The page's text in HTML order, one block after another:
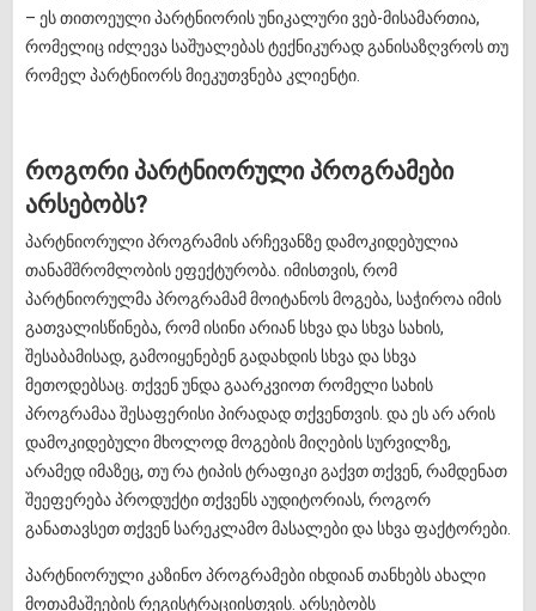
– ეს თითოეული პარტნიორის უნიკალური ვებ-მისამართია,
რომელიც იძლევა საშუალებას ტექნიკურად განისაზღვროს თუ
რომელ პარტნიორს მიეკუთვნება კლიენტი.
როგორი პარტნიორული პროგრამები
არსებობს?
პარტნიორული პროგრამის არჩევანზე დამოკიდებულია
თანამშრომლობის ეფექტურობა. იმისთვის, რომ
პარტნიორულმა პროგრამამ მოიტანოს მოგება, საჭიროა იმის
გათვალისწინება, რომ ისინი არიან სხვა და სხვა სახის,
შესაბამისად, გამოიყენებენ გადახდის სხვა და სხვა
მეთოდებსაც. თქვენ უნდა გაარკვიოთ რომელი სახის
პროგრამაა შესაფერისი პირადად თქვენთვის. და ეს არ არის
დამოკიდებული მხოლოდ მოგების მიღების სურვილზე,
არამედ იმაზეც, თუ რა ტიპის ტრაფიკი გაქვთ თქვენ, რამდენათ
შეეფერება პროდუქტი თქვენს აუდიტორიას, როგორ
განათავსეთ თქვენ სარეკლამო მასალები და სხვა ფაქტორები.
პარტნიორული კაზინო პროგრამები იხდიან თანხებს ახალი
მოთამაშეების რეგისტრაციისთვის. არსებობს